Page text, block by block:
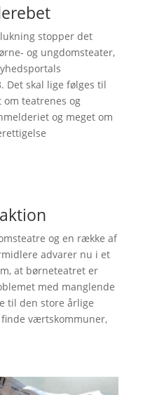
stopper det
og ungdomsteater,
Det skal lige følges til
teatrenes og
og meget om
og en række af
advarer nu i et
at børneteatret er
med manglende
til den store årlige
værtskommuner,